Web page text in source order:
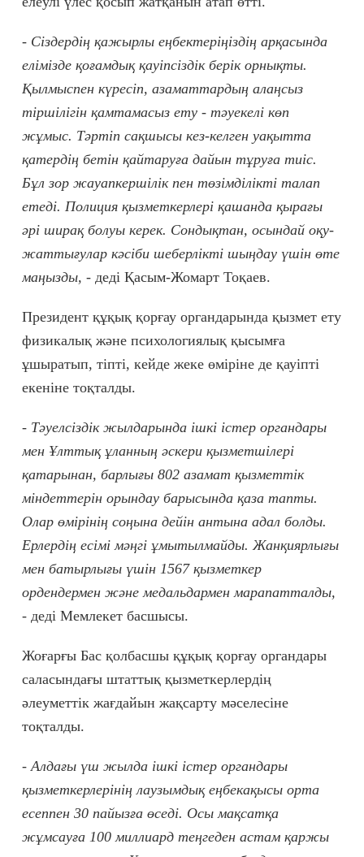
- Сіздердің қажырлы еңбектеріңіздің арқасында
елімізде қоғамдық қауіпсіздік берік орнықты.
Қылмыспен күресіп, азаматтардың алаңсыз
тіршілігін қамтамасыз ету - тәуекелі көп
жұмыс. Тәртіп сақшысы кез-келген уақытта
қатердің бетін қайтаруға дайын тұруға тиіс.
Бұл зор жауапкершілік пен төзімділікті талап
етеді. Полиция қызметкерлері қашанда қырағы
әрі ширақ болуы керек. Сондықтан, осындай оқу-
жаттығулар кәсіби шеберлікті шыңдау үшін өте
маңызды, - деді Қасым-Жомарт Тоқаев.
Президент құқық қорғау органдарында қызмет ету
физикалық және психологиялық қысымға
ұшыратып, тіпті, кейде жеке өміріне де қауіпті
екеніне тоқталды.
- Тәуелсіздік жылдарында ішкі істер органдары
мен Ұлттық ұланның әскери қызметшілері
қатарынан, барлығы 802 азамат қызметтік
міндеттерін орындау барысында қаза тапты.
Олар өмірінің соңына дейін антына адал болды.
Ерлердің есімі мәңгі ұмытылмайды. Жанқиярлығы
мен батырлығы үшін 1567 қызметкер
ордендермен және медальдармен марапатталды,
-деді Мемлекет басшысы.
Жоғарғы Бас қолбасшы құқық қорғау органдары
саласындағы штаттық қызметкерлердің
әлеуметтік жағдайын жақсарту мәселесіне
тоқталды.
- Алдағы үш жылда ішкі істер органдары
қызметкерлерінің лаузымдық еңбекақысы орта
есеппен 30 пайызға өседі. Осы мақсатқа
жұмсауға 100 миллиард теңгеден астам қаржы